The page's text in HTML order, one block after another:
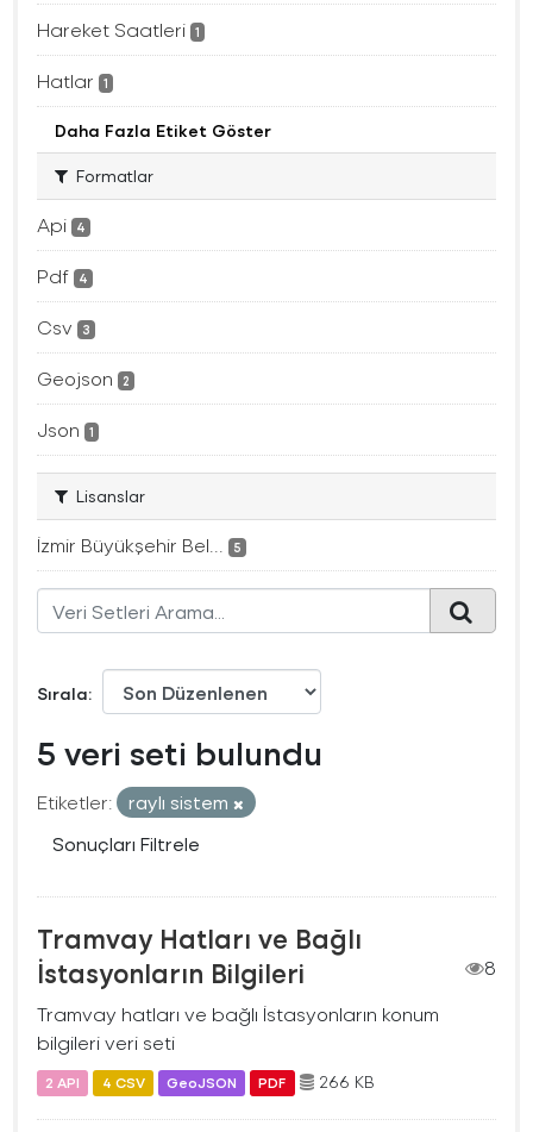
Hareket Saatleri 1
Hatlar 1
Daha Fazla Etiket Göster
Formatlar
Api 4
Pdf 4
Csv 3
Geojson 2
Json 1
Lisanslar
İzmir Büyükşehir Bel... 5
Sırala
5 veri seti bulundu
Etiketler:
raylı sistem
Sonuçları Filtrele
Tramvay Hatları ve Bağlı
İstasyonların Bilgileri
8
Tramvay hatları ve bağlı İstasyonların konum
bilgileri veri seti
2 API 4 CSV GeoJSON PDF 266 KB